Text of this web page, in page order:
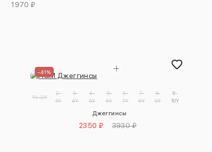
1970 ₽
–41%
1½-2Y
2-
3Y
3-
4Y
4-
5Y
5-
6Y
6-
7Y
7-
8Y
8-
9Y
9-
10Y
Джеггинсы
2350 ₽ 3930 ₽